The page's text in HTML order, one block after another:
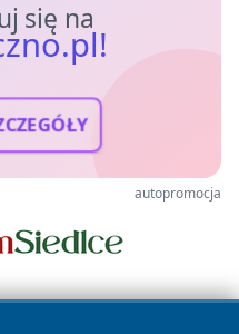
się na
autopromocja